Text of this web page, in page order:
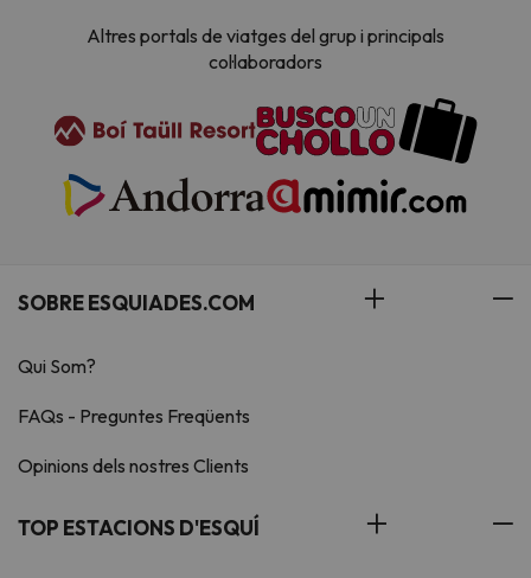
Altres portals de viatges del grup i principals
col·laboradors
SOBRE ESQUIADES.COM
Qui Som?
FAQs - Preguntes Freqüents
Opinions dels nostres Clients
TOP ESTACIONS D'ESQUÍ